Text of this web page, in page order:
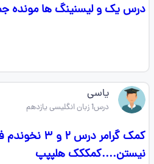
درس یک و لیسنینگ ها مونده
یاسی
درس1 زبان انگلیسی یازدهم
کمک گرامر درس
نیستن....کمککک هلپپپ